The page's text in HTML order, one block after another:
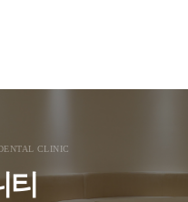
CLINIC
티